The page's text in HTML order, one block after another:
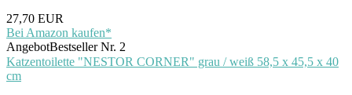
27,70 EUR
Bei Amazon kaufen*
AngebotBestseller Nr. 2
Katzentoilette "NESTOR CORNER" grau / weiß 58,5 x 45,5 x 40
cm